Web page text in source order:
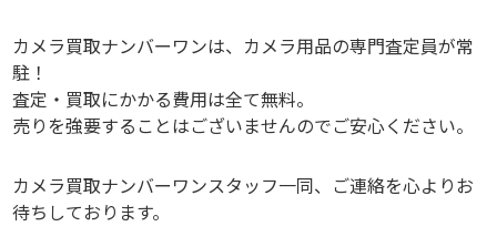
カメラ買取ナンバーワンは、カメラ用品の専門査定員が常
駐！
査定・買取にかかる費用は全て無料。
売りを強要することはございませんのでご安心ください。
カメラ買取ナンバーワンスタッフ一同、ご連絡を心よりお
待ちしております。